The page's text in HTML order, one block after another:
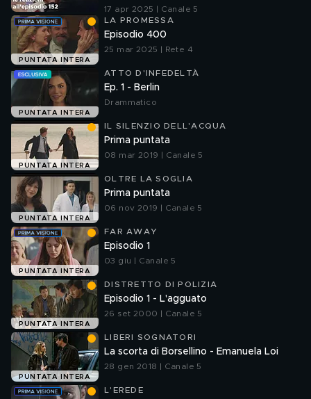
17 apr 2025 | Canale 5
PUNTATA INTERA
LA PROMESSA
Episodio 400
25 mar 2025 | Rete 4
PUNTATA INTERA
ATTO D'INFEDELTÀ
Ep. 1 - Berlin
Drammatico
PUNTATA INTERA
IL SILENZIO DELL'ACQUA
Prima puntata
08 mar 2019 | Canale 5
PUNTATA INTERA
OLTRE LA SOGLIA
Prima puntata
06 nov 2019 | Canale 5
PUNTATA INTERA
FAR AWAY
Episodio 1
03 giu | Canale 5
PUNTATA INTERA
DISTRETTO DI POLIZIA
Episodio 1 - L'agguato
26 set 2000 | Canale 5
PUNTATA INTERA
LIBERI SOGNATORI
La scorta di Borsellino - Emanuela Loi
28 gen 2018 | Canale 5
L'EREDE